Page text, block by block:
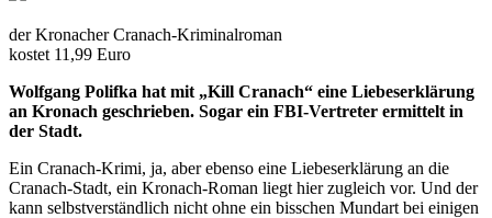
der Kronacher Cranach-Kriminalroman
kostet 11,99 Euro
Wolfgang Polifka hat mit „Kill Cranach“ eine Liebeserklärung
an Kronach geschrieben. Sogar ein FBI-Vertreter ermittelt in
der Stadt.
Ein Cranach-Krimi, ja, aber ebenso eine Liebeserklärung an die
Cranach-Stadt, ein Kronach-Roman liegt hier zugleich vor. Und der
kann selbstverständlich nicht ohne ein bisschen Mundart bei einigen